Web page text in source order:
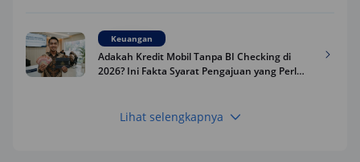
Keuangan
Adakah Kredit Mobil Tanpa BI Checking di
2026? Ini Fakta Syarat Pengajuan yang Perlu
Keuangan
Lihat selengkapnya